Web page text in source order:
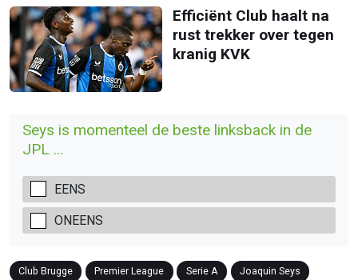
Efficiënt Club haalt na
rust trekker over tegen
kranig KVK
Seys is momenteel de beste linksback in de
JPL ...
EENS
ONEENS
Club Brugge Premier League Serie A Joaquin Seys